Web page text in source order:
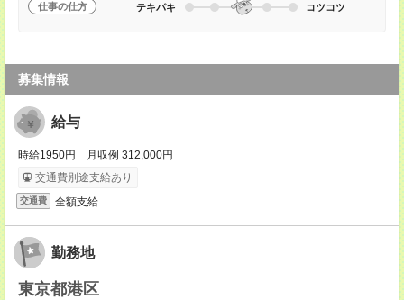
仕事の仕方 テキパキ コツコツ
募集情報
給与
時給1950円 月収例 312,000円
交通費別途支給あり
交通費 全額支給
勤務地
東京都港区